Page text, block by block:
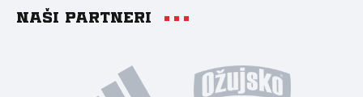
Naši partneri